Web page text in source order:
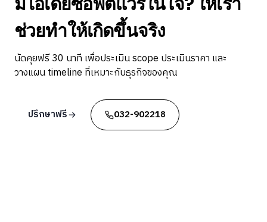
ช่วยทำให้เกิดขึ้นจริง
นัดคุยฟรี 30 นาที เพื่อประเมิน scope ประเมินราคา และ
วางแผน timeline ที่เหมาะกับธุรกิจของคุณ
ปรึกษาฟรี 032-902218